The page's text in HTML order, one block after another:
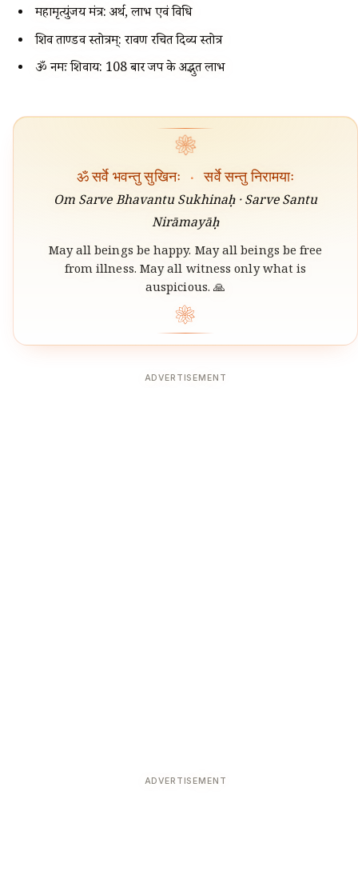
महामृत्युंजय मंत्र: अर्थ, लाभ एवं विधि
शिव ताण्डव स्तोत्रम्: रावण रचित दिव्य स्तोत्र
ॐ नमः शिवाय: 108 बार जप के अद्भुत लाभ
❀
ॐ सर्वे भवन्तु सुखिनः · सर्वे सन्तु निरामयाः
Om Sarve Bhavantu Sukhinaḥ · Sarve Santu
Nirāmayāḥ
May all beings be happy. May all beings be free
from illness. May all witness only what is
auspicious. 🙏
❀
ADVERTISEMENT
ADVERTISEMENT